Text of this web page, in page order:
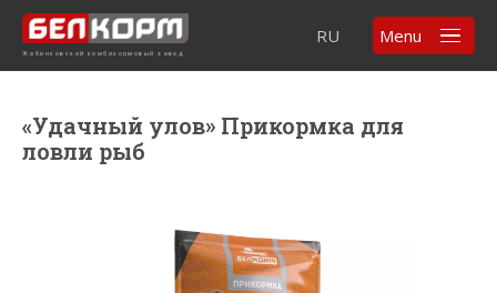
Жабинковский комбикормовый завод
RU Menu
«Удачный улов» Прикормка для
ловли рыб